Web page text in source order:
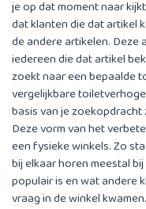
je op dat moment naar
dat klanten die dat artikel
de andere artikelen. Deze
iedereen die dat artikel
zoekt naar een bepaalde
vergelijkbare
basis van je
Deze vorm van het
een fysieke winkels. Zo
bij elkaar horen meestal
populair is en wat andere
vraag in de winkel kwamen.